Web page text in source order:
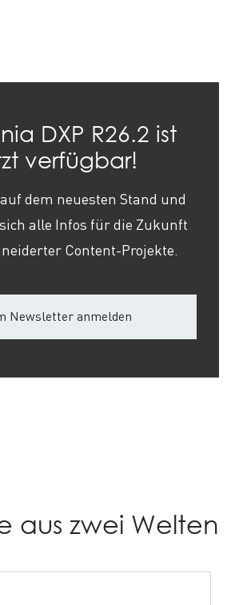
DXP R26.2 ist
verfügbar!
dem neuesten Stand und
alle Infos für die Zukunft
Content-Projekte.
Newsletter anmelden
aus zwei Welten